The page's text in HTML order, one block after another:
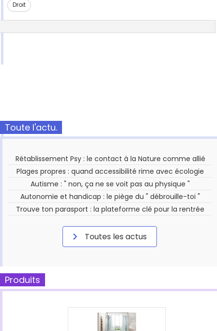
Droit
Toute l'actu.
Rétablissement Psy : le contact à la Nature comme allié
Plages propres : quand accessibilité rime avec écologie
Autisme : " non, ça ne se voit pas au physique "
Autonomie et handicap : le piège du " débrouille-toi "
Trouve ton parasport : la plateforme clé pour la rentrée
Toutes les actus
Produits